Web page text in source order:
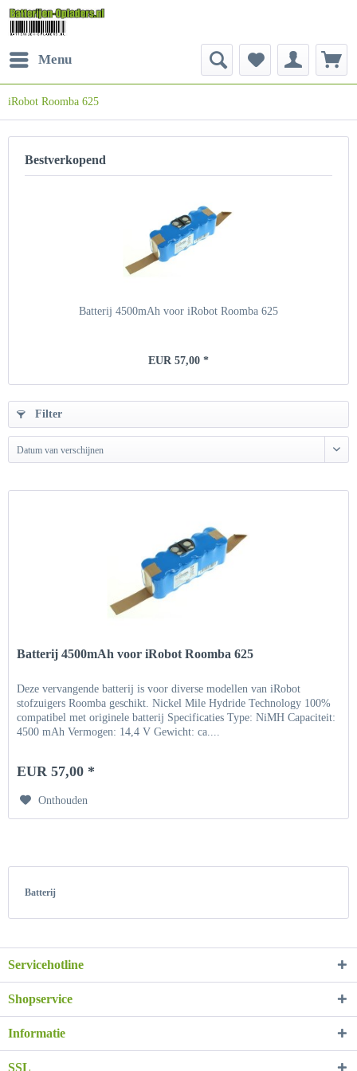
Menu
iRobot Roomba 625
Bestverkopend
Batterij 4500mAh voor iRobot Roomba 625
EUR 57,00 *
Filter
Datum van verschijnen
Batterij 4500mAh voor iRobot Roomba 625
Deze vervangende batterij is voor diverse modellen van iRobot
stofzuigers Roomba geschikt. Nickel Mile Hydride Technology 100%
compatibel met originele batterij Specificaties Type: NiMH Capaciteit:
4500 mAh Vermogen: 14,4 V Gewicht: ca....
EUR 57,00 *
Onthouden
Batterij
Servicehotline
Shopservice
Informatie
SSL